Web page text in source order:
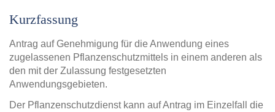
Kurzfassung
Antrag auf Genehmigung für die Anwendung eines
zugelassenen Pflanzenschutzmittels in einem anderen als
den mit der Zulassung festgesetzten
Anwendungsgebieten.
Der Pflanzenschutzdienst kann auf Antrag im Einzelfall die